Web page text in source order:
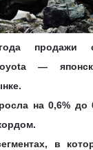
продажи
Toyota —
на 0,6% до
в